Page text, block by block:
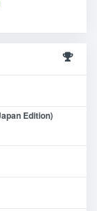
Edition)